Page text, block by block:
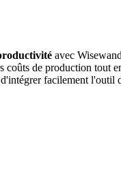
avec
coûts de production tout
facilement l'outil